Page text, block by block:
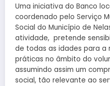
Uma iniciativa do Banco
coordenado pelo Serviço
Social do Município de
atividade, pretende
de todas as idades para a
práticas no âmbito do
assumindo assim um
social, tão relevante ao